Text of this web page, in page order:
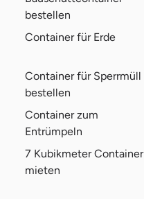
bestellen
Container für Erde
Container für Sperrmüll
bestellen
Container zum
Entrümpeln
7 Kubikmeter Container
mieten